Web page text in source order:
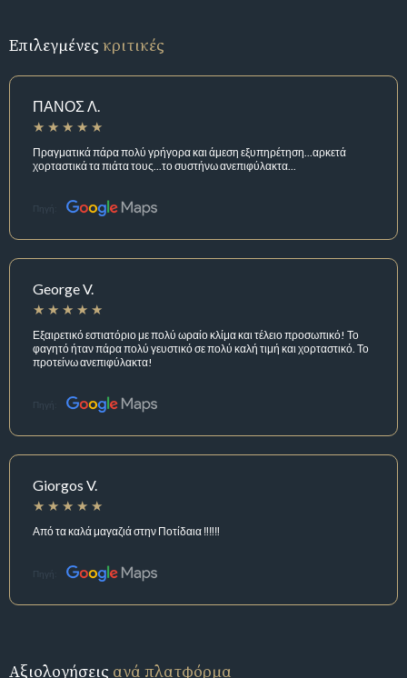
Επιλεγμένεςκριτικές
ΠΑΝΟΣ Λ.
Πραγματικά πάρα πολύ γρήγορα και άμεση εξυπηρέτηση...αρκετά
χορταστικά τα πιάτα τους...το συστήνω ανεπιφύλακτα...
Πηγή:
George V.
Εξαιρετικό εστιατόριο με πολύ ωραίο κλίμα και τέλειο προσωπικό! Το
φαγητό ήταν πάρα πολύ γευστικό σε πολύ καλή τιμή και χορταστικό. Το
προτείνω ανεπιφύλακτα!
Πηγή:
Giorgos V.
Από τα καλά μαγαζιά στην Ποτίδαια ‼️‼️‼️
Πηγή:
Αξιολογήσεις ανά πλατφόρμα